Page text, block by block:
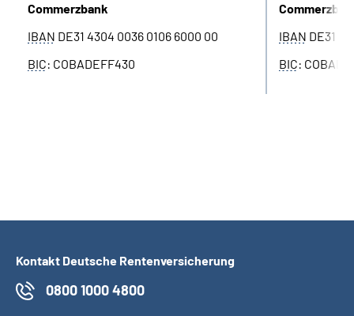
Commerzbank
IBAN DE31 4304 0036 0106 6000 00
BIC: COBADEFF430
IBAN DE31
BIC:
Kontakt Deutsche Rentenversicherung
0800 1000 4800